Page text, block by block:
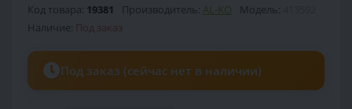
Код товара: 19381 Производитель: AL-KO Модель:
Наличие: Под заказ
Под заказ (сейчас нет в наличии)